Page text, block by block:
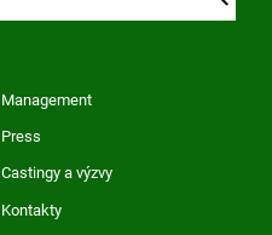
Management
Press
Castingy a výzvy
Kontakty